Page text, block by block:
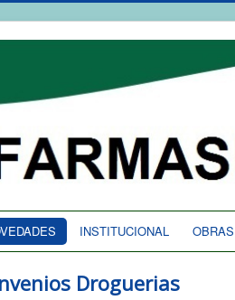
INSTITUCIONAL
Droguerias